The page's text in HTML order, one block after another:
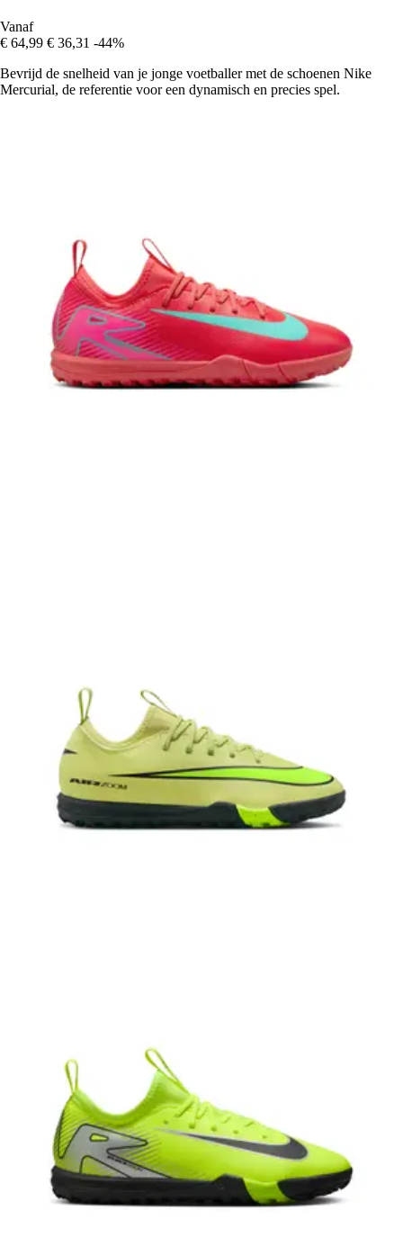
Vanaf
€ 64,99 € 36,31 -44%
Bevrijd de snelheid van je jonge voetballer met de schoenen Nike
Mercurial, de referentie voor een dynamisch en precies spel.